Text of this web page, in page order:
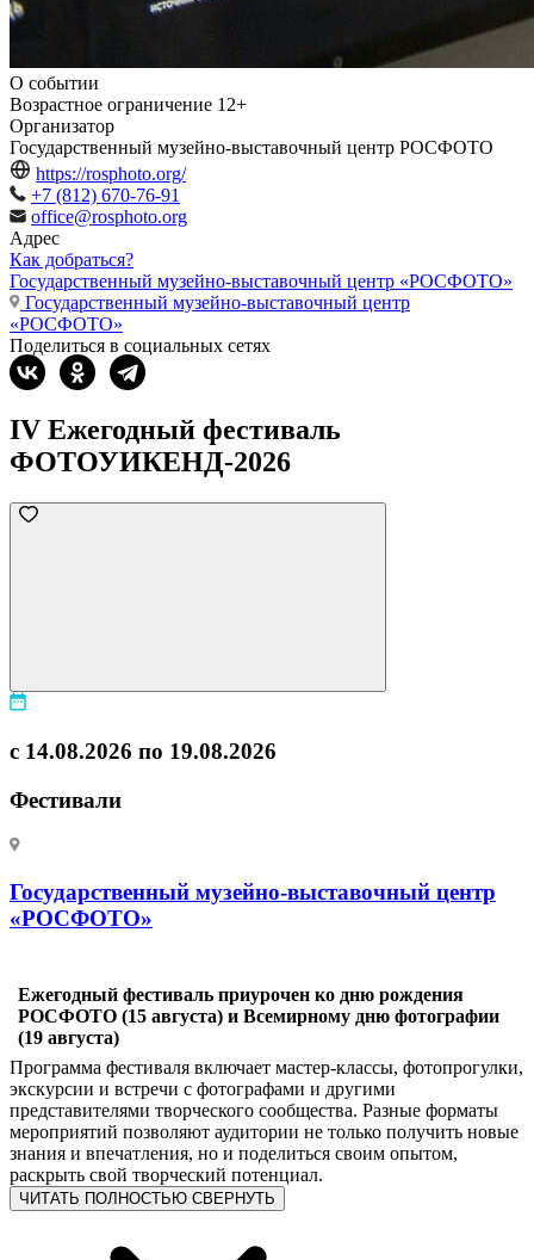
О событии
Возрастное ограничение 12+
Организатор
Государственный музейно-выставочный центр РОСФОТО
https://rosphoto.org/
+7 (812) 670-76-91
office@rosphoto.org
Адрес
Как добраться?
Государственный музейно-выставочный центр «РОСФОТО»
Государственный музейно-выставочный центр
«РОСФОТО»
Поделиться в социальных сетях
IV Ежегодный фестиваль
ФОТОУИКЕНД-2026
с 14.08.2026 по 19.08.2026
Фестивали
Государственный музейно-выставочный центр
«РОСФОТО»
Ежегодный фестиваль приурочен ко дню рождения
РОСФОТО (15 августа) и Всемирному дню фотографии
(19 августа)
Программа фестиваля включает мастер-классы, фотопрогулки,
экскурсии и встречи с фотографами и другими
представителями творческого сообщества. Разные форматы
мероприятий позволяют аудитории не только получить новые
знания и впечатления, но и поделиться своим опытом,
раскрыть свой творческий потенциал.
ЧИТАТЬ ПОЛНОСТЬЮ СВЕРНУТЬ